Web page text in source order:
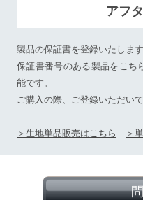
アフ
製品の保証書を登録いたします
保証書番号のある製品をこち
能です。
ご購入の際、ご登録いただいて
＞生地単品販売はこちら ＞